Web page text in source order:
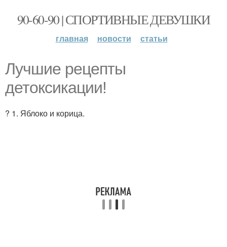
90-60-90 | СПОРТИВНЫЕ ДЕВУШКИ
главная новости статьи
Лучшие рецепты
детоксикации!
? 1. Яблоко и корица.